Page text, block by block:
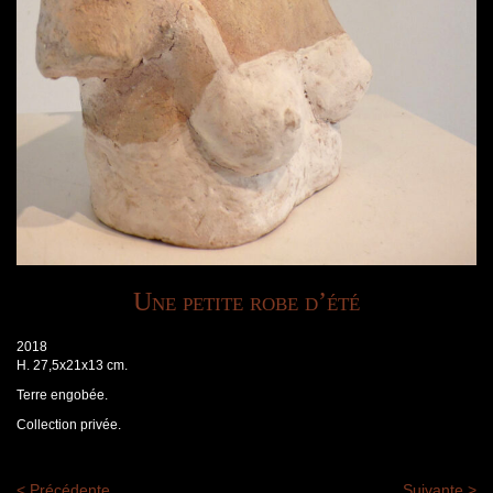
Une petite robe d’été
2018
H. 27,5x21x13 cm.
Terre engobée.
Collection privée.